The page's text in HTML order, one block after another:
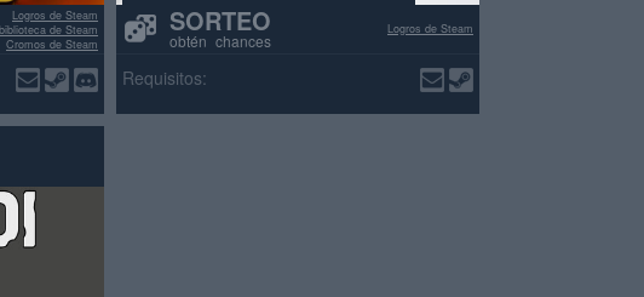
Logros de Steam
de Steam
Cromos de Steam
SORTEO
obtén chances
Logros de Steam
Requisitos: